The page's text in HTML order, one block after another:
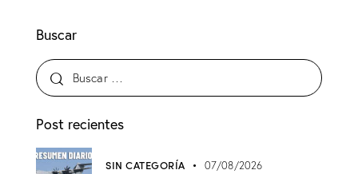
Buscar
Post recientes
SIN CATEGORÍA 07/08/2026